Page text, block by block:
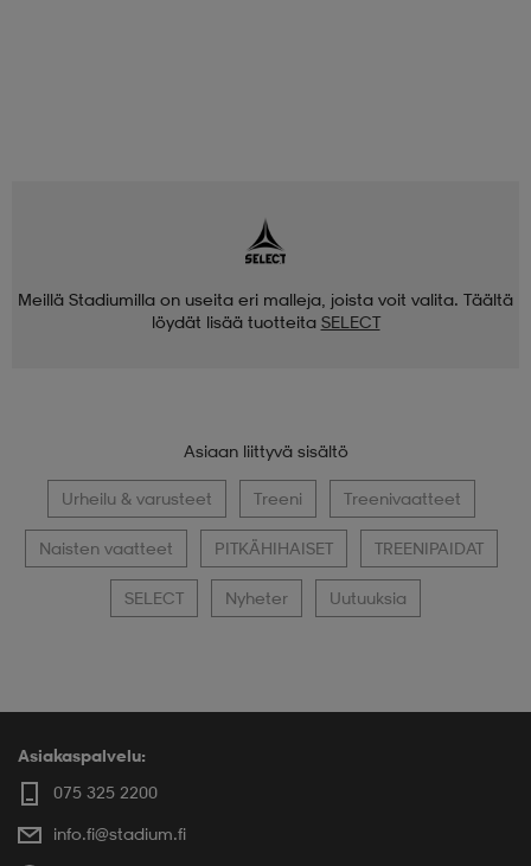
Meillä Stadiumilla on useita eri malleja, joista voit valita. Täältä
löydät lisää tuotteita SELECT
Asiaan liittyvä sisältö
Urheilu & varusteet Treeni Treenivaatteet
Naisten vaatteet PITKÄHIHAISET TREENIPAIDAT
SELECT Nyheter Uutuuksia
Asiakaspalvelu:
075 325 2200
info.fi@stadium.fi